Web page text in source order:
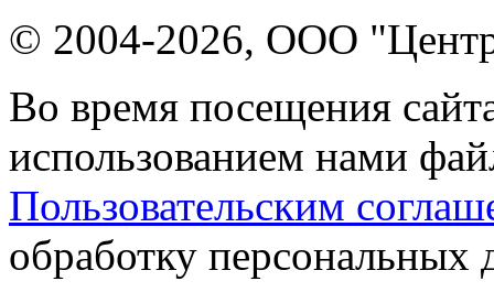
© 2004-2026, ООО "Центр
Во время посещения
использованием нами
Пользовательским
обработку персональных